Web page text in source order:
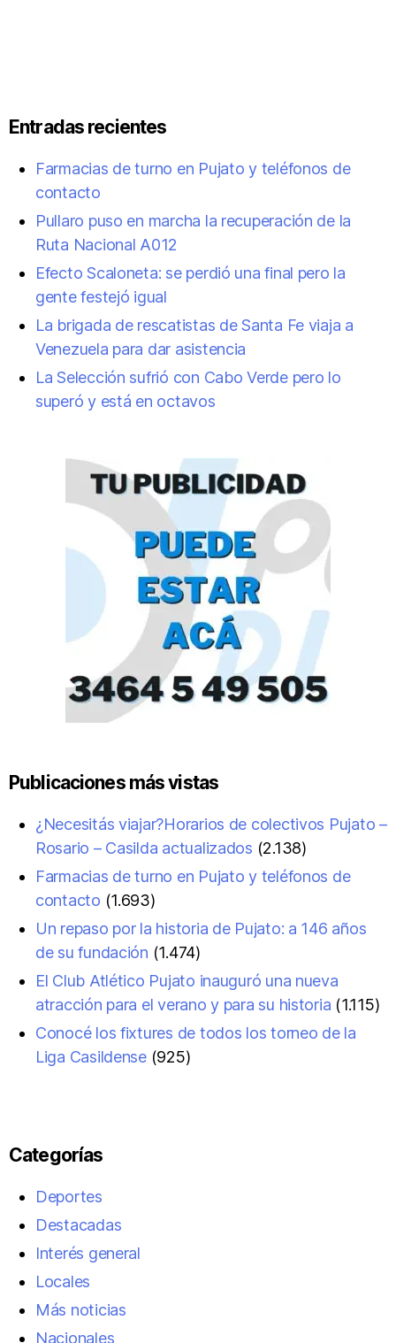
Entradas recientes
Farmacias de turno en Pujato y teléfonos de
contacto
Pullaro puso en marcha la recuperación de la
Ruta Nacional A012
Efecto Scaloneta: se perdió una final pero la
gente festejó igual
La brigada de rescatistas de Santa Fe viaja a
Venezuela para dar asistencia
La Selección sufrió con Cabo Verde pero lo
superó y está en octavos
Publicaciones más vistas
¿Necesitás viajar?Horarios de colectivos Pujato –
Rosario – Casilda actualizados (2.138)
Farmacias de turno en Pujato y teléfonos de
contacto (1.693)
Un repaso por la historia de Pujato: a 146 años
de su fundación (1.474)
El Club Atlético Pujato inauguró una nueva
atracción para el verano y para su historia (1.115)
Conocé los fixtures de todos los torneo de la
Liga Casildense (925)
Categorías
Deportes
Destacadas
Interés general
Locales
Más noticias
Nacionales